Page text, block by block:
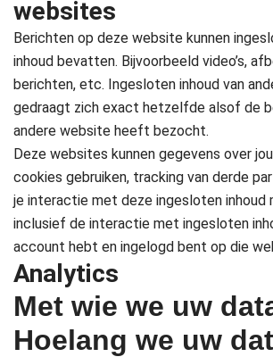
websites
Berichten op deze website kunnen
inhoud bevatten. Bijvoorbeeld video’s,
berichten, etc. Ingesloten inhoud van
gedraagt zich exact hetzelfde alsof de
andere website heeft bezocht.
Deze websites kunnen gegevens over
cookies gebruiken, tracking van derde
je interactie met deze ingesloten inhoud
inclusief de interactie met ingesloten
account hebt en ingelogd bent op die
Analytics
Met wie we uw
Hoelang we uw